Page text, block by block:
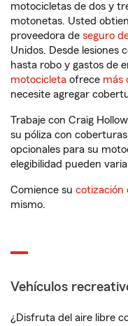
motocicletas de dos y
motonetas. Usted
proveedora de seguro
Unidos. Desde lesiones
hasta robo y gastos de
motocicleta ofrece más
necesite agregar
Trabaje con Craig
su póliza con
opcionales para su
elegibilidad pueden
Comience su cotización
mismo.
Vehículos
¿Disfruta del aire libre